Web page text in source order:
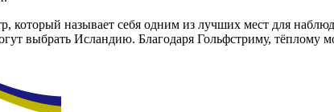
называет себя одним из лучших мест для
выбрать Исландию. Благодаря Гольфстриму, тёплому